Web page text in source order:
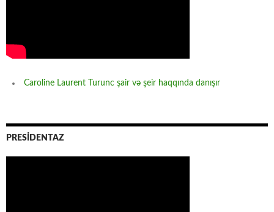
Caroline Laurent Turunc şair və şeir haqqında danışır
PRESİDENTAZ